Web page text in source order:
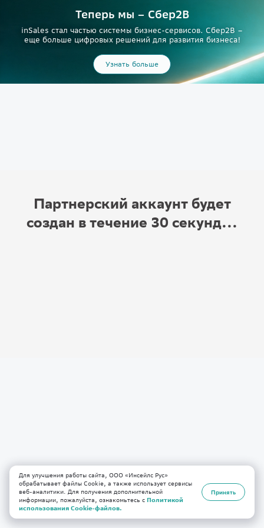
Теперь мы – Сбер2B
inSales стал частью системы бизнес-сервисов. Сбер2В –
еще больше цифровых решений для развития бизнеса!
Узнать больше
Партнерский аккаунт будет
создан в течение 30 секунд...
Для улучшения работы сайта, ООО «Инсейлс Рус»
обрабатывает файлы Cookie, а также использует сервисы
веб-аналитики. Для получения дополнительной
информации, пожалуйста, ознакомьтесь с Политикой
использования Cookie-файлов.
Принять